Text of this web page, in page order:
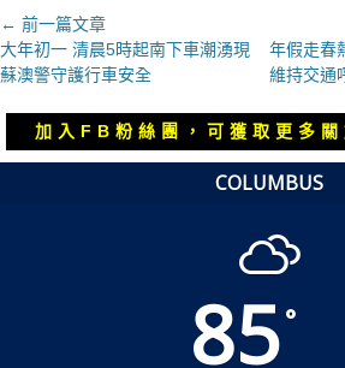
文
章
導
覽
← 前一篇文章
上
一
章：
大年初一 清晨5時起南下車潮湧現
蘇澳警守護行車安全
下
一
文
章：
年假走春
維持交通
加入FB粉絲團，可獲取更多關
COLUMBUS
85°